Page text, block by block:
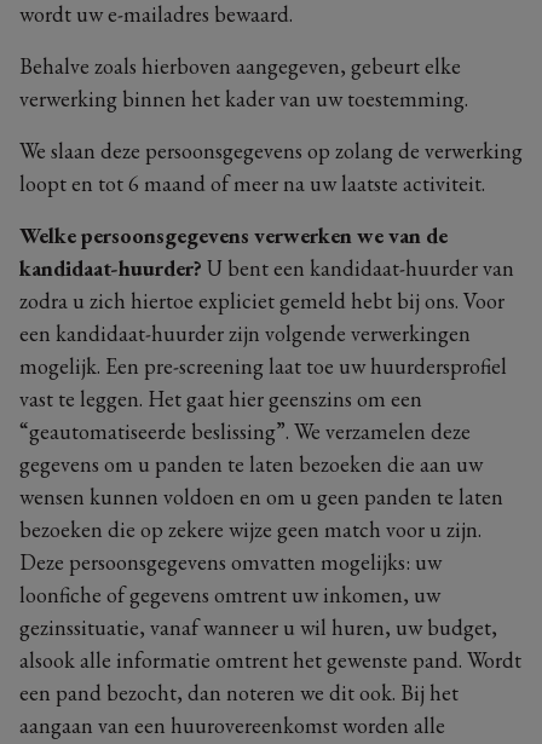
wordt uw e-mailadres bewaard.
Behalve zoals hierboven aangegeven, gebeurt elke
verwerking binnen het kader van uw toestemming.
We slaan deze persoonsgegevens op zolang de verwerking
loopt en tot 6 maand of meer na uw laatste activiteit.
Welke persoonsgegevens verwerken we van de
kandidaat-huurder? U bent een kandidaat-huurder van
zodra u zich hiertoe expliciet gemeld hebt bij ons. Voor
een kandidaat-huurder zijn volgende verwerkingen
mogelijk. Een pre-screening laat toe uw huurdersprofiel
vast te leggen. Het gaat hier geenszins om een
“geautomatiseerde beslissing”. We verzamelen deze
gegevens om u panden te laten bezoeken die aan uw
wensen kunnen voldoen en om u geen panden te laten
bezoeken die op zekere wijze geen match voor u zijn.
Deze persoonsgegevens omvatten mogelijks: uw
loonfiche of gegevens omtrent uw inkomen, uw
gezinssituatie, vanaf wanneer u wil huren, uw budget,
alsook alle informatie omtrent het gewenste pand. Wordt
een pand bezocht, dan noteren we dit ook. Bij het
aangaan van een huurovereenkomst worden alle